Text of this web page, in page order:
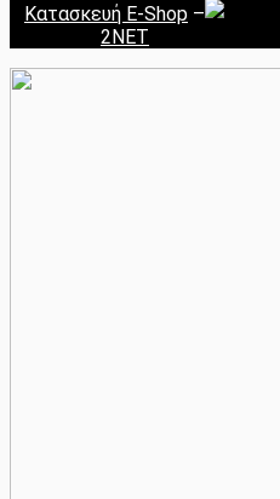
Κατασκευή E-Shop –
2NET